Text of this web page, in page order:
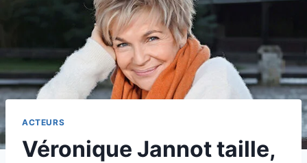
ACTEURS
Véronique Jannot taille,